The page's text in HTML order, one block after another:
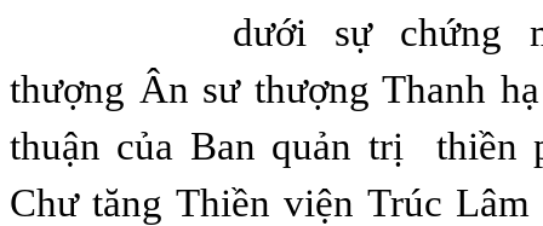
dưới sự chứng
thượng Ân sư thượng Thanh
thuận của Ban quản trị thiền
Chư tăng Thiền viện Trúc Lâm